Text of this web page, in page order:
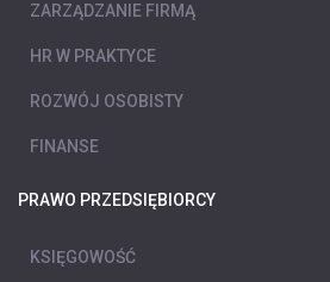
ZARZĄDZANIE FIRMĄ
HR W PRAKTYCE
ROZWÓJ OSOBISTY
FINANSE
PRAWO PRZEDSIĘBIORCY
KSIĘGOWOŚĆ